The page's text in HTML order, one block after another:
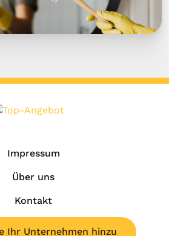
Impressum
Über uns
Kontakt
Ihr Unternehmen hinzu